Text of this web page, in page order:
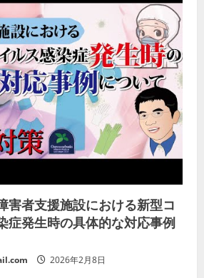
害者支援施設における新型コ
症発生時の具体的な対応事例
2026年2月8日